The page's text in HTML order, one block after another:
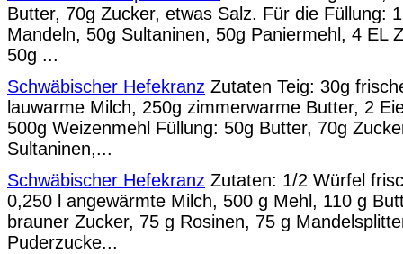
Butter, 70g Zucker, etwas Salz. Für die Füllung:
Mandeln, 50g Sultaninen, 50g Paniermehl, 4 EL
50g ...
Schwäbischer Hefekranz Zutaten Teig: 30g
lauwarme Milch, 250g zimmerwarme Butter, 2
500g Weizenmehl Füllung: 50g Butter, 70g
Sultaninen,...
Schwäbischer Hefekranz Zutaten: 1/2 Würfel
0,250 l angewärmte Milch, 500 g Mehl, 110 g
brauner Zucker, 75 g Rosinen, 75 g
Puderzucke...